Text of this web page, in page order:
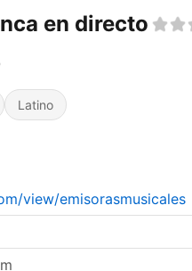
en directo
Latino
view/emisorasmusicales